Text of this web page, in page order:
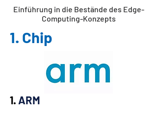
Einführung in die Bestände des Edge-
Computing-Konzepts
1. Chip
1. ARM